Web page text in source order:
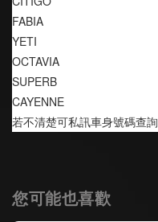
FABIA
YETI
OCTAVIA
SUPERB
CAYENNE
若不清楚可私訊車身號碼查詢
您可能也喜歡